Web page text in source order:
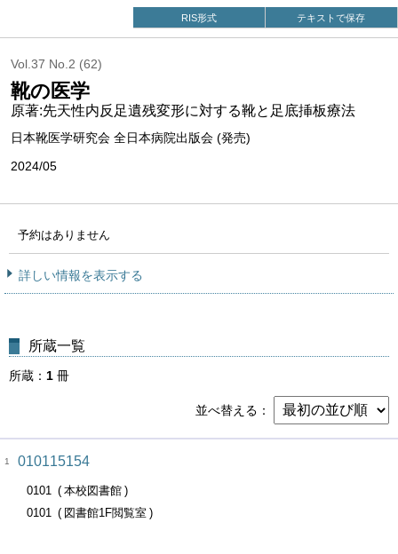
RIS形式 テキストで保存
Vol.37 No.2 (62)
靴の医学
原著:先天性内反足遺残変形に対する靴と足底挿板療法
日本靴医学研究会 全日本病院出版会 (発売)
2024/05
予約はありません
詳しい情報を表示する
所蔵一覧
所蔵 1 冊
並べ替える
1 010115154
0101
本校図書館
0101
図書館1F閲覧室